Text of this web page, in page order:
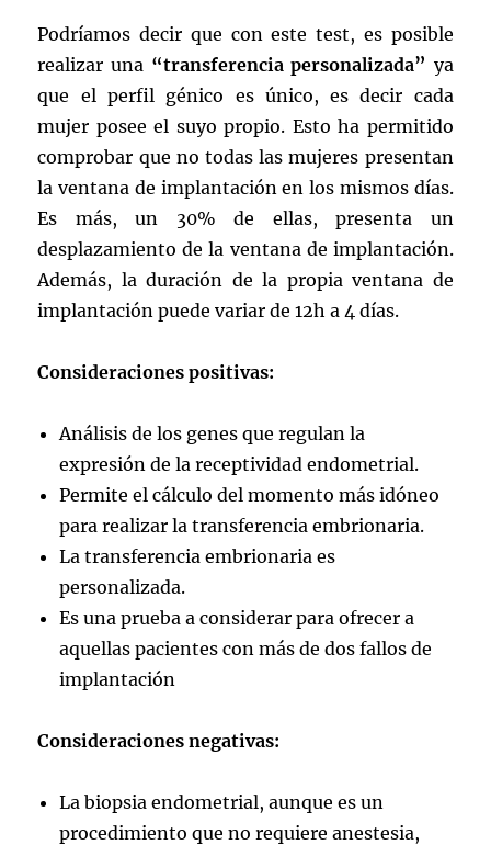
Podríamos decir que con este test, es posible
realizar una “transferencia personalizada” ya
que el perfil génico es único, es decir cada
mujer posee el suyo propio. Esto ha permitido
comprobar que no todas las mujeres presentan
la ventana de implantación en los mismos días.
Es más, un 30% de ellas, presenta un
desplazamiento de la ventana de implantación.
Además, la duración de la propia ventana de
implantación puede variar de 12h a 4 días.
Consideraciones positivas:
Análisis de los genes que regulan la
expresión de la receptividad endometrial.
Permite el cálculo del momento más idóneo
para realizar la transferencia embrionaria.
La transferencia embrionaria es
personalizada.
Es una prueba a considerar para ofrecer a
aquellas pacientes con más de dos fallos de
implantación
Consideraciones negativas:
La biopsia endometrial, aunque es un
procedimiento que no requiere anestesia,